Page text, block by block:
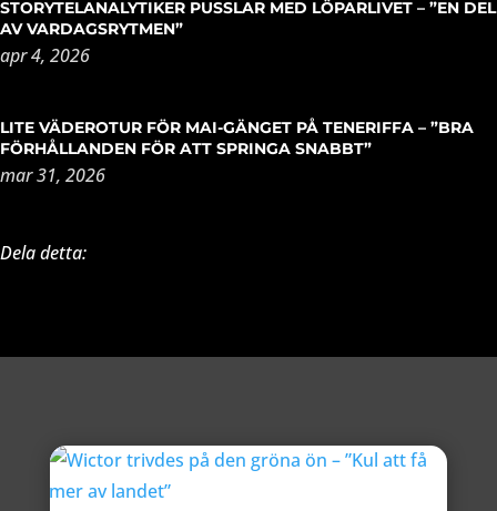
STORYTELANALYTIKER PUSSLAR MED LÖPARLIVET – ”EN DEL
AV VARDAGSRYTMEN”
apr 4, 2026
LITE VÄDEROTUR FÖR MAI-GÄNGET PÅ TENERIFFA – ”BRA
FÖRHÅLLANDEN FÖR ATT SPRINGA SNABBT”
mar 31, 2026
Dela detta: